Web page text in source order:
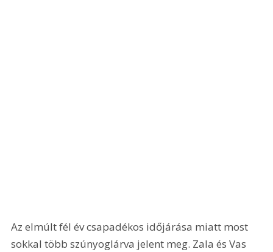
Az elmúlt fél év csapadékos időjárása miatt most
sokkal több szúnyoglárva jelent meg. Zala és Vas